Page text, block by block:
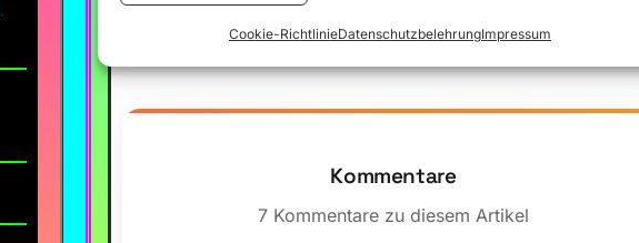
Cookie-RichtlinieDatenschutzbelehrungImpressum
Kommentare
7 Kommentare zu diesem Artikel